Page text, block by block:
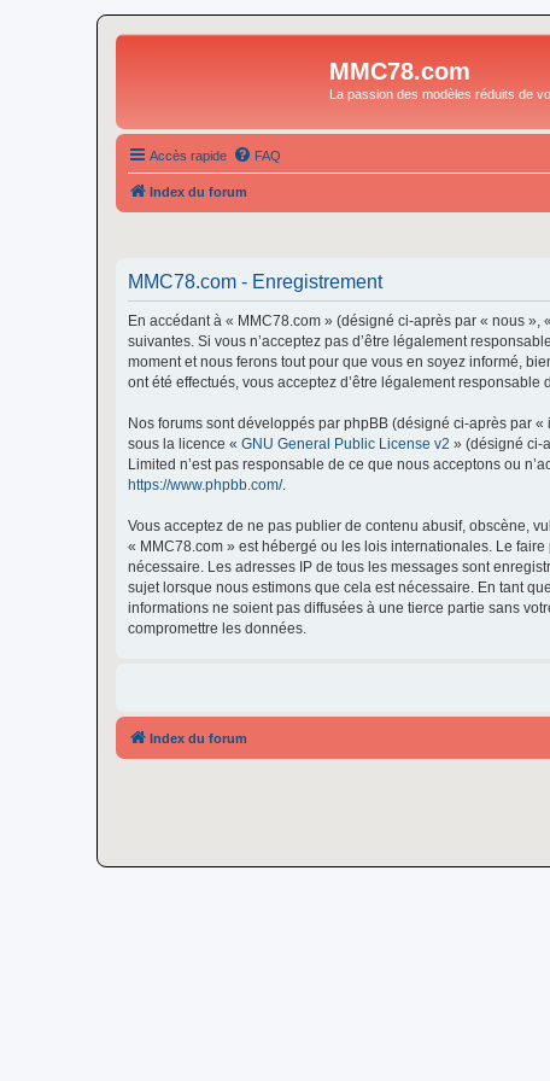
MMC78.com
La passion des modèles réduits de
Accès rapide FAQ
Index du forum
MMC78.com - Enregistrement
En accédant à « MMC78.com » (désigné ci-après par « nous
suivantes. Si vous n’acceptez pas d’être légalement
moment et nous ferons tout pour que vous en soyez informé,
ont été effectués, vous acceptez d’être légalement
Nos forums sont développés par phpBB (désigné ci-après par
sous la licence « GNU General Public License v2 » (désigné ci-
Limited n’est pas responsable de ce que nous acceptons ou
https://www.phpbb.com/.
Vous acceptez de ne pas publier de contenu abusif, obscène,
« MMC78.com » est hébergé ou les lois internationales. Le
nécessaire. Les adresses IP de tous les messages sont
sujet lorsque nous estimons que cela est nécessaire. En tant
informations ne soient pas diffusées à une tierce partie sans
compromettre les données.
Index du forum